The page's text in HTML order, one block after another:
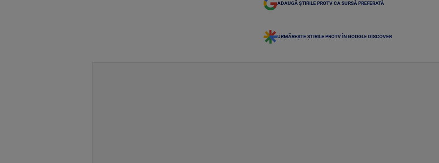
ADAUGĂ ȘTIRILE PROTV CA SURSĂ PREFERATĂ
URMĂREȘTE ȘTIRILE PROTV ÎN GOOGLE DISCOVER